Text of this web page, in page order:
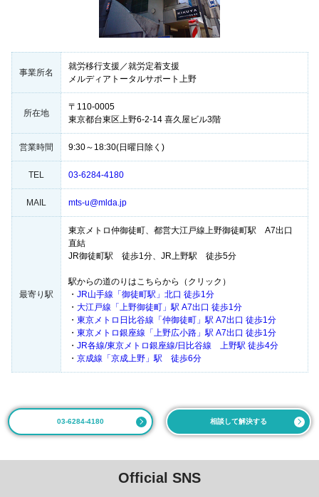
事業所名
就労移行支援／就労定着支援
メルディアトータルサポート上野
所在地
〒110-0005
東京都台東区上野6-2-14 喜久屋ビル3階
営業時間 9:30～18:30(日曜日除く)
TEL 03-6284-4180
MAIL mts-u@mlda.jp
最寄り駅
東京メトロ仲御徒町、都営大江戸線上野御徒町駅 A7出口
直結
JR御徒町駅 徒歩1分、JR上野駅 徒歩5分
駅からの道のりはこちらから（クリック）
・ JR山手線「御徒町駅」北口 徒歩1分
・ 大江戸線「上野御徒町」駅 A7出口 徒歩1分
・ 東京メトロ日比谷線「仲御徒町」駅 A7出口 徒歩1分
・ 東京メトロ銀座線「上野広小路」駅 A7出口 徒歩1分
・ JR各線/東京メトロ銀座線/日比谷線 上野駅 徒歩4分
・ 京成線「京成上野」駅 徒歩6分
03-6284-4180 相談して解決する
Official SNS